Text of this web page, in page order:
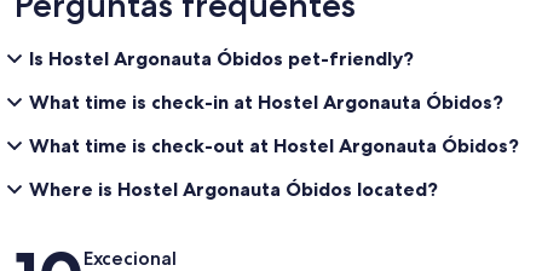
Is Hostel Argonauta Óbidos pet-friendly?
What time is check-in at Hostel Argonauta Óbidos?
What time is check-out at Hostel Argonauta Óbidos?
Where is Hostel Argonauta Óbidos located?
Avaliações
Excecional